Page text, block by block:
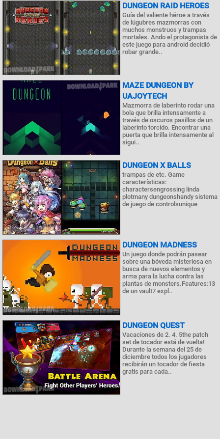
DUNGEON RAID HEROES
Guía del valiente héroe a través
de lúgubres mazmorras con
muchos monstruos y trampas
mortales. Ando el protagonista de
este juego para android decidió
robar grande..
MAZE DUNGEON BY
UAJOYTECH
Mazmorra de laberinto rodar una
bola que brilla intensamente a
través de oscuros pasillos de un
laberinto torcido. Encontrar una
puerta que brilla intensamente al
sigui..
DUNGEON X BALLS
trampas de etc. Game
características:
charactersengrossing linda
plotmany dungeonshandy sistema
de juego de controlsunique
DUNGEON MADNESS
Un juego donde podrán pasear
sobre una bóveda misteriosa en
busca de nuevos elementos y
arma para la lucha contra las
plantas de monsters.Features:13
de un vault7 expl..
DUNGEON QUEST
Vacaciones de 2. 4. 5the patch
set de tocador está de vuelta!
Durante la semana del 25 de
diciembre todos los jugadores
recibirán un tocador de fiesta
gratis para cada..